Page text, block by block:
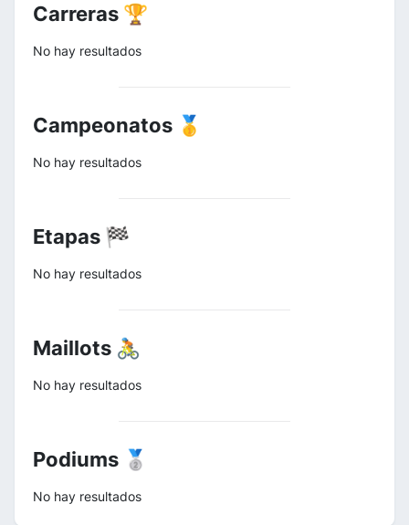
Carreras 🏆
No hay resultados
Campeonatos 🥇
No hay resultados
Etapas 🏁
No hay resultados
Maillots 🚴
No hay resultados
Podiums 🥈
No hay resultados